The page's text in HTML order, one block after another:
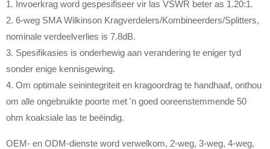
1. Invoerkrag word gespesifiseer vir las VSWR beter as 1.20:1.
2. 6-weg SMA Wilkinson Kragverdelers/Kombineerders/Splitters,
nominale verdeelverlies is 7.8dB.
3. Spesifikasies is onderhewig aan verandering te eniger tyd
sonder enige kennisgewing.
4. Om optimale seinintegriteit en kragoordrag te handhaaf, onthou
om alle ongebruikte poorte met 'n goed ooreenstemmende 50
ohm koaksiale las te beëindig.
OEM- en ODM-dienste word verwelkom, 2-weg, 3-weg, 4-weg,